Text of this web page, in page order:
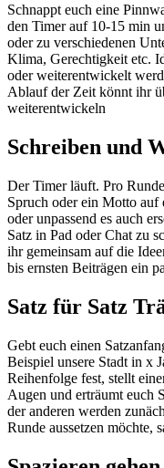
Schnappt euch eine
den Timer auf 10-15 min
oder zu verschiedenen
Klima, Gerechtigkeit etc.
oder weiterentwickelt
Ablauf der Zeit könnt ihr
weiterentwickeln
Schreiben und
Der Timer läuft. Pro
Spruch oder ein Motto auf
oder unpassend es auch
Satz in Pad oder Chat zu
ihr gemeinsam auf die
bis ernsten Beiträgen ein
Satz für Satz
Gebt euch einen
Beispiel unsere Stadt in x
Reihenfolge fest, stellt
Augen und erträumt euch
der anderen werden
Runde aussetzen möchte,